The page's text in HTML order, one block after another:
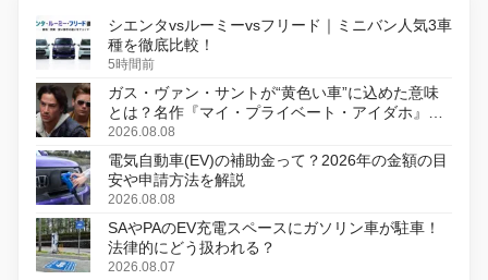
シエンタvsルーミーvsフリード｜ミニバン人気3車
種を徹底比較！
5時間前
ガス・ヴァン・サントが“黄色い車”に込めた意味
とは？名作『マイ・プライベート・アイダホ』が
初のデジタルリマスター版で復活
2026.08.08
電気自動車(EV)の補助金って？2026年の金額の目
安や申請方法を解説
2026.08.08
SAやPAのEV充電スペースにガソリン車が駐車！
法律的にどう扱われる？
2026.08.07